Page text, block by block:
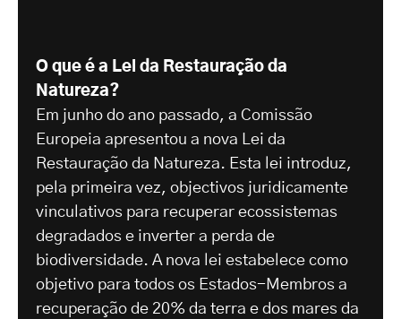
O que é a Lei da Restauração da
Natureza?
Em junho do ano passado, a Comissão
Europeia apresentou a nova Lei da
Restauração da Natureza. Esta lei introduz,
pela primeira vez, objectivos juridicamente
vinculativos para recuperar ecossistemas
degradados e inverter a perda de
biodiversidade. A nova lei estabelece como
objetivo para todos os Estados-Membros a
recuperação de 20% da terra e dos mares da